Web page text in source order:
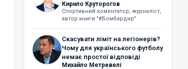
Кирило Круторогов
Спортивний коментатор, журналіст,
автор книги "#Бомбардир"
Скасувати ліміт на легіонерів?
Чому для українського футболу
немає простої відповіді
Михайло Метревелі